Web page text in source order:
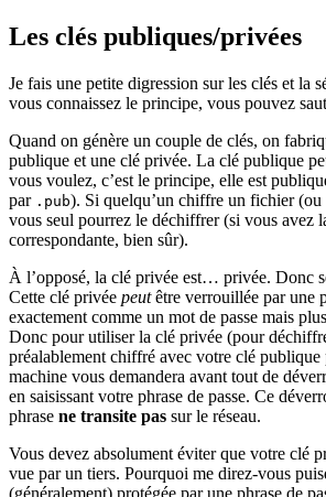
Les clés publiques/privées
Je fais une petite digression sur les clés et la
vous connaissez le principe, vous pouvez
Quand on génère un couple de clés, on
publique et une clé privée. La clé publique
vous voulez, c’est le principe, elle est
par .pub). Si quelqu’un chiffre un fichier (ou
vous seul pourrez le déchiffrer (si vous avez
correspondante, bien sûr).
À l’opposé, la clé privée est… privée. Donc
Cette clé privée peutêtre verrouillée par une
exactement comme un mot de passe mais
Donc pour utiliser la clé privée (pour
préalablement chiffré avec votre clé publique
machine vous demandera avant tout de
en saisissant votre phrase de passe. Ce
phrase ne transite pas sur le réseau.
Vous devez absolument éviter que votre clé
vue par un tiers. Pourquoi me direz-vous
(généralement) protégée par une phrase de